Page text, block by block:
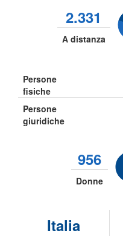
2.331
A distanza
Persone
fisiche
Persone
giuridiche
956
Donne
Italia